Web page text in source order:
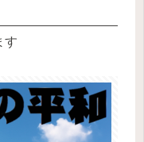
す